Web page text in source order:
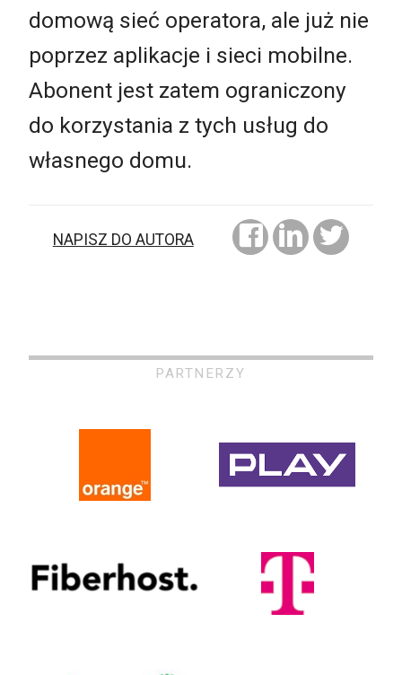
domową sieć operatora, ale już nie
poprzez aplikacje i sieci mobilne.
Abonent jest zatem ograniczony
do korzystania z tych usług do
własnego domu.
NAPISZ DO AUTORA
PARTNERZY